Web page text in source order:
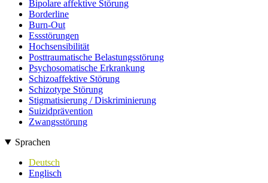
Bipolare affektive Störung
Borderline
Burn-Out
Essstörungen
Hochsensibilität
Posttraumatische Belastungsstörung
Psychosomatische Erkrankung
Schizoaffektive Störung
Schizotype Störung
Stigmatisierung / Diskriminierung
Suizidprävention
Zwangsstörung
Sprachen
Deutsch
Englisch